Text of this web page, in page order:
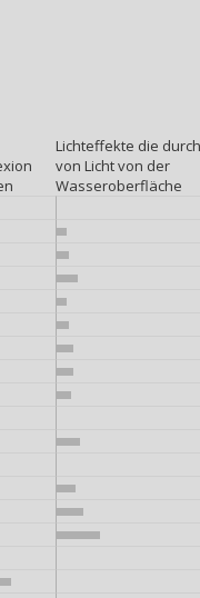
Lichteffekte die
von Licht von der
Wasseroberfläche